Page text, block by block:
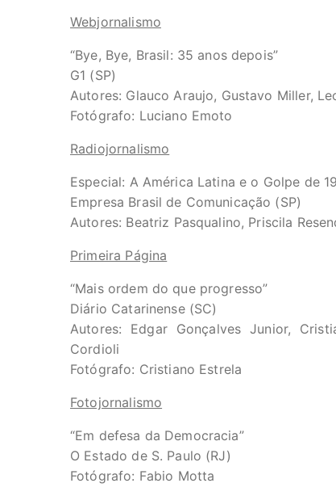
Webjornalismo
“Bye, Bye, Brasil: 35 anos depois”
G1 (SP)
Autores: Glauco Araujo, Gustavo Miller,
Fotógrafo: Luciano Emoto
Radiojornalismo
Especial: A América Latina e o Golpe de
Empresa Brasil de Comunicação (SP)
Autores: Beatriz Pasqualino, Priscila
Primeira Página
“Mais ordem do que progresso”
Diário Catarinense (SC)
Autores: Edgar Gonçalves Junior,
Cordioli
Fotógrafo: Cristiano Estrela
Fotojornalismo
“Em defesa da Democracia”
O Estado de S. Paulo (RJ)
Fotógrafo: Fabio Motta